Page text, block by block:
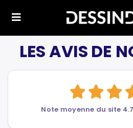
LES AVIS DE
Note moyenne du site